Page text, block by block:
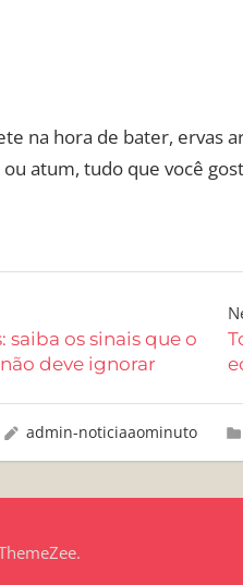
na hora de bater, ervas
atum, tudo que você
saiba os sinais que o
deve ignorar
admin-noticiaaominuto